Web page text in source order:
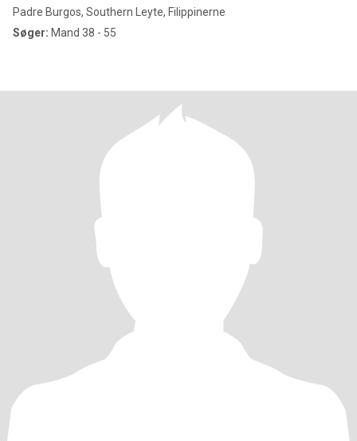
Padre Burgos, Southern Leyte, Filippinerne
Søger: Mand 38 - 55